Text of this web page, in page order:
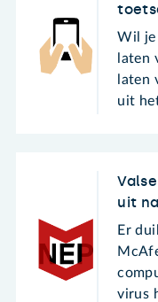
Wil je
laten
laten
uit
uit
Er
virus